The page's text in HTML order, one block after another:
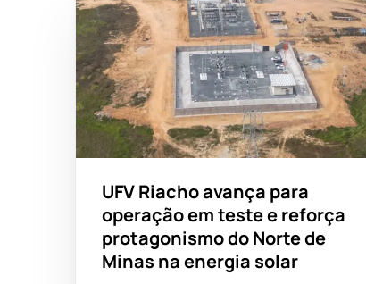
UFV Riacho avança para
operação em teste e reforça
protagonismo do Norte de
Minas na energia solar